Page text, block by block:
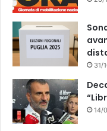
31/
14/